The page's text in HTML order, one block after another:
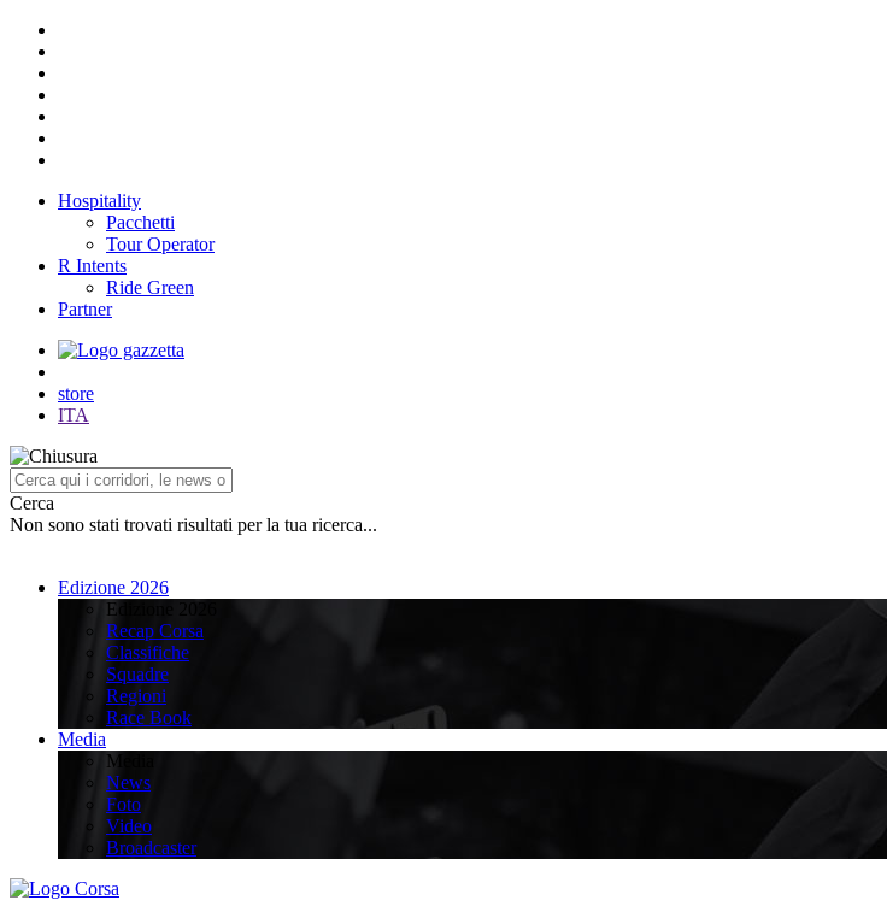
Hospitality
Pacchetti
Tour Operator
R Intents
Ride Green
Partner
store
ITA
Cerca
Non sono stati trovati risultati per la tua ricerca...
Edizione 2026
Edizione 2026
Recap Corsa
Classifiche
Squadre
Regioni
Race Book
Media
Media
News
Foto
Video
Broadcaster